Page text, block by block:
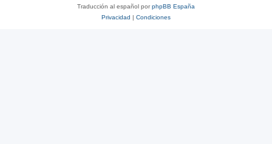
Traducción al español porphpBB España
Privacidad | Condiciones